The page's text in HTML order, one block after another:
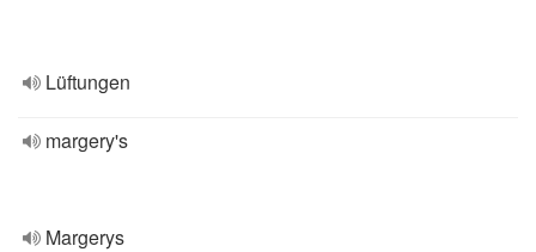
Lüftungen
margery's
Margerys